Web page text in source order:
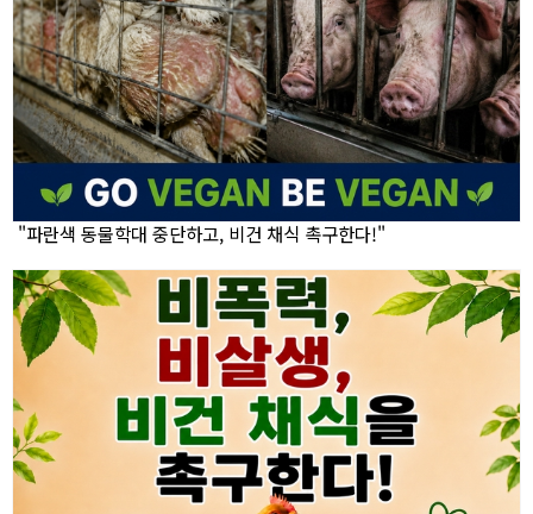
"파란색 동물학대 중단하고, 비건 채식 촉구한다!"